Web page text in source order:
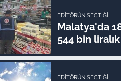
EDITÖRÜN SEÇTIĞI
Malatya'da
544 bin
EDITÖRÜN SEÇTIĞI